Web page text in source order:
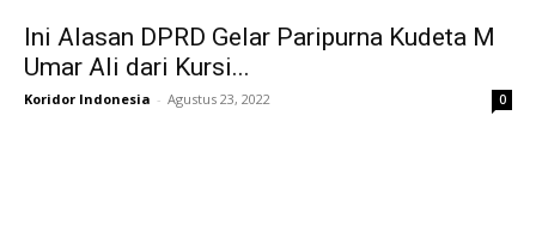
Ini Alasan DPRD Gelar Paripurna Kudeta M
Umar Ali dari Kursi...
Koridor Indonesia - Agustus 23, 2022 0